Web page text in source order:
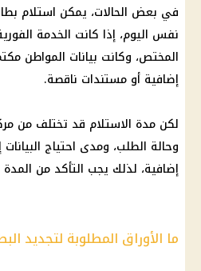
في بعض الحالات، يمكن استلام
نفس اليوم، إذا كانت الخدمة
المختص، وكانت بيانات المواطن
إضافية أو مستندات ناقصة.
لكن مدة الاستلام قد تختلف من
وحالة الطلب، ومدى احتياج
إضافية، لذلك يجب التأكد من
ما الأوراق المطلوبة لتجديد